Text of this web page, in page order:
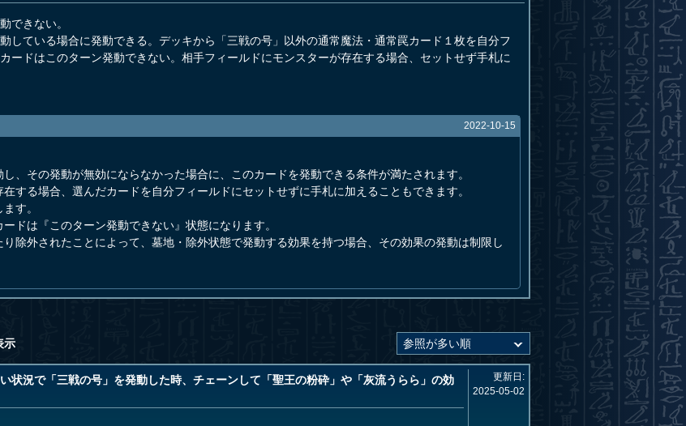
できない。
ている場合に発動できる。デッキから「三戦の号」以外の通常魔法・通常罠カード１枚を自分フ
ードはこのターン発動できない。相手フィールドにモンスターが存在する場合、セットせず手札に
2022-10-15
、その発動が無効にならなかった場合に、このカードを発動できる条件が満たされます。
する場合、選んだカードを自分フィールドにセットせずに手札に加えることもできます。
す。
ドは『このターン発動できない』状態になります。
除外されたことによって、墓地・除外状態で発動する効果を持つ場合、その効果の発動は制限し
示
状況で「三戦の号」を発動した時、チェーンして「聖王の粉砕」や「灰流うらら」の効
更新日:
2025-05-02